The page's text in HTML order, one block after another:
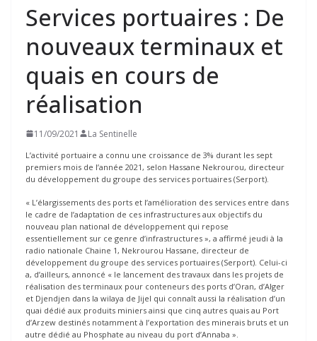
Services portuaires : De
nouveaux terminaux et
quais en cours de
réalisation
11/09/2021 La Sentinelle
L’activité portuaire a connu une croissance de 3% durant les sept
premiers mois de l’année 2021, selon Hassane Nekrourou, directeur
du développement du groupe des services portuaires (Serport).
« L’élargissements des ports et l’amélioration des services entre dans
le cadre de l’adaptation de ces infrastructures aux objectifs du
nouveau plan national de développement qui repose
essentiellement sur ce genre d’infrastructures », a affirmé jeudi à la
radio nationale Chaine 1, Nekrourou Hassane, directeur de
développement du groupe des services portuaires (Serport). Celui-ci
a, d’ailleurs, annoncé « le lancement des travaux dans les projets de
réalisation des terminaux pour conteneurs des ports d’Oran, d’Alger
et Djendjen dans la wilaya de Jijel qui connaît aussi la réalisation d’un
quai dédié aux produits miniers ainsi que cinq autres quais au Port
d’Arzew destinés notamment à l’exportation des minerais bruts et un
autre dédié au Phosphate au niveau du port d’Annaba ».